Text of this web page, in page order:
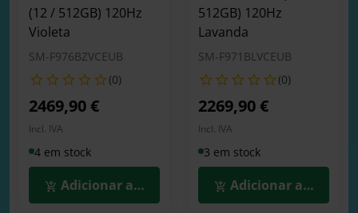
(12 / 512GB) 120Hz
Violeta
SM-F976BZVCEUB
(0)
2469,90 €
Incl. IVA
4 em stock
Adicionar ao Carrinho
512GB) 120Hz
Lavanda
SM-F971BLVCEUB
(0)
2269,90 €
Incl. IVA
3 em stock
Adicionar ao